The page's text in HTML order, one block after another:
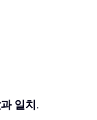
일치.